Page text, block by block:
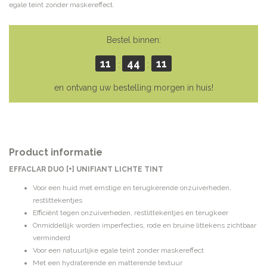
egale teint zonder maskereffect.
Bestel binnen:
11 : 44 : 11
en ontvang uw bestelling morgen in huis!
Product informatie
EFFACLAR DUO [+] UNIFIANT LICHTE TINT
Voor een huid met ernstige en terugkerende onzuiverheden,
restlittekentjes
Efficiënt tegen onzuiverheden, restlittekentjes en terugkeer
Onmiddellijk worden imperfecties, rode en bruine littekens zichtbaar
verminderd
Voor een natuurlijke egale teint zonder maskereffect
Met een hydraterende en matterende textuur